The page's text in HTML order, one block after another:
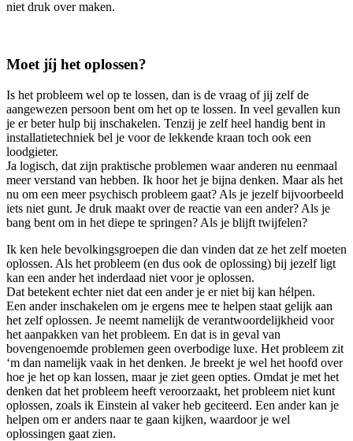
niet druk over maken.
Moet jíj het oplossen?
Is het probleem wel op te lossen, dan is de vraag of jij zelf de
aangewezen persoon bent om het op te lossen. In veel gevallen kun
je er beter hulp bij inschakelen. Tenzij je zelf heel handig bent in
installatietechniek bel je voor de lekkende kraan toch ook een
loodgieter.
Ja logisch, dat zijn praktische problemen waar anderen nu eenmaal
meer verstand van hebben. Ik hoor het je bijna denken. Maar als het
nu om een meer psychisch probleem gaat? Als je jezelf bijvoorbeeld
iets niet gunt. Je druk maakt over de reactie van een ander? Als je
bang bent om in het diepe te springen? Als je blijft twijfelen?
Ik ken hele bevolkingsgroepen die dan vinden dat ze het zelf moeten
oplossen. Als het probleem (en dus ook de oplossing) bij jezelf ligt
kan een ander het inderdaad niet voor je oplossen.
Dat betekent echter niet dat een ander je er niet bij kan hélpen.
Een ander inschakelen om je ergens mee te helpen staat gelijk aan
het zelf oplossen. Je neemt namelijk de verantwoordelijkheid voor
het aanpakken van het probleem. En dat is in geval van
bovengenoemde problemen geen overbodige luxe. Het probleem zit
‘m dan namelijk vaak in het denken. Je breekt je wel het hoofd over
hoe je het op kan lossen, maar je ziet geen opties. Omdat je met het
denken dat het probleem heeft veroorzaakt, het probleem niet kunt
oplossen, zoals ik Einstein al vaker heb geciteerd. Een ander kan je
helpen om er anders naar te gaan kijken, waardoor je wel
oplossingen gaat zien.